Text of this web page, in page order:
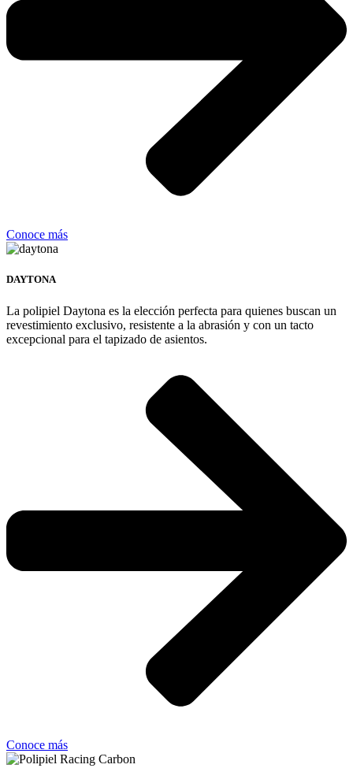
Conoce más
DAYTONA
La polipiel Daytona es la elección perfecta para quienes buscan un
revestimiento exclusivo, resistente a la abrasión y con un tacto
excepcional para el tapizado de asientos.
Conoce más